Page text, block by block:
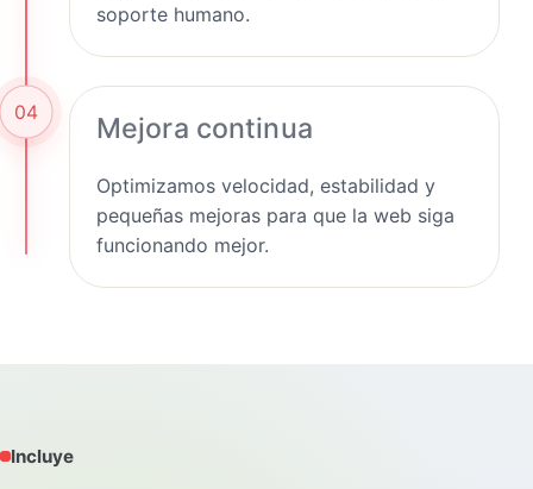
soporte humano.
04 Mejora continua
Optimizamos velocidad, estabilidad y
pequeñas mejoras para que la web siga
funcionando mejor.
Incluye